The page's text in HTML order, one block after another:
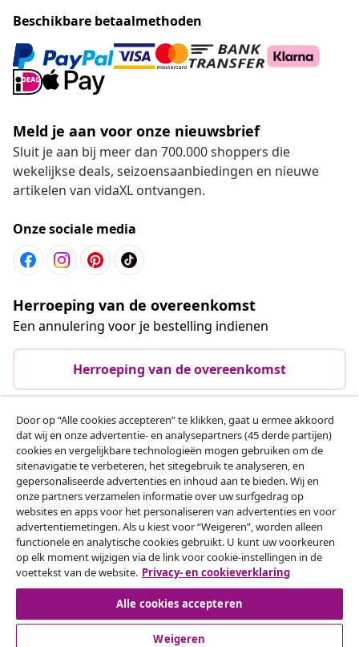
Beschikbare betaalmethoden
Meld je aan voor onze nieuwsbrief
Sluit je aan bij meer dan 700.000 shoppers die
wekelijkse deals, seizoensaanbiedingen en nieuwe
artikelen van vidaXL ontvangen.
Onze sociale media
Herroeping van de overeenkomst
Een annulering voor je bestelling indienen
Herroeping van de overeenkomst
Klantenservice
Zakelijk
vidaXL
Ontdek meer
Door op “Alle cookies accepteren” te klikken, gaat u ermee akkoord
dat wij en onze advertentie- en analysepartners (45 derde partijen)
cookies en vergelijkbare technologieën mogen gebruiken om de
sitenavigatie te verbeteren, het sitegebruik te analyseren, en
gepersonaliseerde advertenties en inhoud aan te bieden. Wij en
onze partners verzamelen informatie over uw surfgedrag op
websites en apps voor het personaliseren van advertenties en voor
advertentiemetingen. Als u kiest voor “Weigeren”, worden alleen
functionele en analytische cookies gebruikt. U kunt uw voorkeuren
op elk moment wijzigen via de link voor cookie-instellingen in de
voettekst van de website. Privacy- en cookieverklaring
Alle cookies accepteren
Weigeren